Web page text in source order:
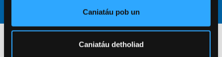
Caniatáu pob un
Caniatáu detholiad